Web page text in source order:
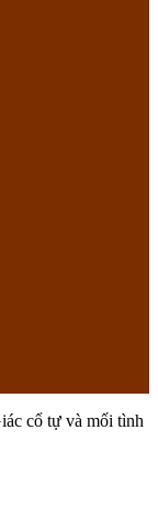
cổ tự và mối tình